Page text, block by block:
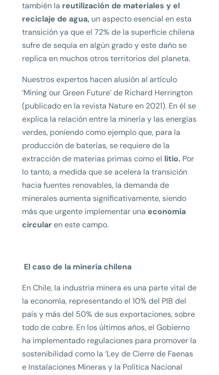
también la reutilización de materiales y el
reciclaje de agua, un aspecto esencial en esta
transición ya que el 72% de la superficie chilena
sufre de sequía en algún grado y este daño se
replica en muchos otros territorios del planeta.
Nuestros expertos hacen alusión al artículo
‘Mining our Green Future’ de Richard Herrington
(publicado en la revista Nature en 2021). En él se
explica la relación entre la minería y las energías
verdes, poniendo como ejemplo que, para la
producción de baterías, se requiere de la
extracción de materias primas como el litio.Por
lo tanto, a medida que se acelera la transición
hacia fuentes renovables, la demanda de
minerales aumenta significativamente, siendo
más que urgente implementar una economía
circularen este campo.
El caso de la minería chilena
En Chile, la industria minera es una parte vital de
la economía, representando el 10% del PIB del
país y más del 50% de sus exportaciones, sobre
todo de cobre. En los últimos años, el Gobierno
ha implementado regulaciones para promover la
sostenibilidad como la ‘Ley de Cierre de Faenas
e Instalaciones Mineras y la Política Nacional